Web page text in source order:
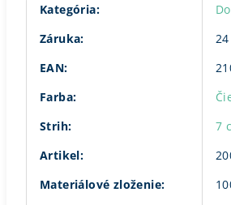
Kategória:
Záruka:
24
EAN:
Farba:
Strih:
7
Artikel:
Materiálové zloženie: